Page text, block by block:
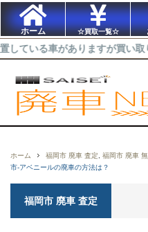
ホーム ☆買取一覧☆
ありますが買い取り可能です
ホーム 福岡市 廃車 査定 福岡市 廃車
市-アベニールの廃車の方法は？
福岡市 廃車 査定